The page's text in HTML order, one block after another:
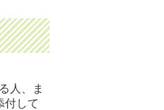
人、ま
付して